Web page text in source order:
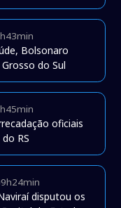
Bolsonaro
do Sul
oficiais
RS
disputou os